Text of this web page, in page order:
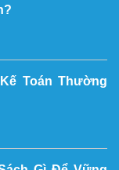
Toán Thường